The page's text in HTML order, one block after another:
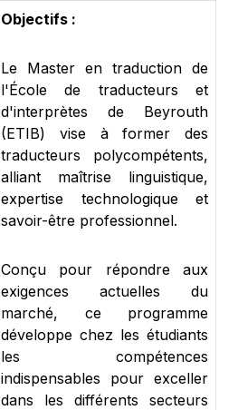
Objectifs :
Le Master en traduction de
l'École de traducteurs et
d'interprètes de Beyrouth
(ETIB) vise à former des
traducteurs polycompétents,
alliant maîtrise linguistique,
expertise technologique et
savoir-être professionnel.
Conçu pour répondre aux
exigences actuelles du
marché, ce programme
développe chez les étudiants
les compétences
indispensables pour exceller
dans les différents secteurs